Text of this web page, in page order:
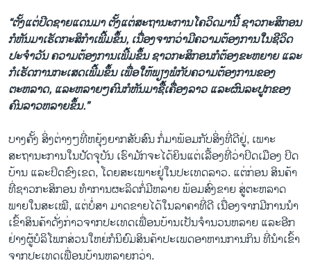
“ຕັ້ງແຕ່ປິດຊາຍແດນມາ ຕັ້ງແຕ່ສະຖານະການໂຄວິດມານີ້ ຊາວກະສິກອນ
ກໍຫັນມາເຮັດກະສິກໍາເພີ້ມຂຶ້ນ, ເນື່ອງຈາກວ່າມີຄວາມຕ້ອງການໃນຊີວິດ
ປະຈໍາວັນ ຄວາມຕ້ອງການເພີ້ມຂຶ້ນ ຊາວກະສິກອນກໍຕ້ອງຂະຫຍາຍ ແລະ
ກໍເຮັດການກະເສດເພີ້ມຂຶ້ນ ເພື່ອໃຫ້ພຽງພໍກັບຄວາມຕ້ອງການຂອງ
ຕະຫລາດ, ແລະຫລາຍໆຄົນກໍຫັນມາຊື້ເຄື່ອງລາວ ແລະຜົນລະປູກຂອງ
ຄົນລາວຫລາຍຂຶ້ນ.”
ບາງຄັ້ງ ສິ່ງຕ່າງໆທີ່ຫຍຸ້ງຍາກສັບສົນ ກໍ່ມາພ້ອມກັບສິ່ງທີ່ດີຢູ່, ເພາະ
ສະຖານະການໃນປັດຈຸບັນ ເຮົາມັກຈະໄດ້ຍິນແຕ່ເລື້ອງທີ່ວ່າປິດເມືອງ ປິດ
ບ້ານ ແລະປິດຂົງເຂດ, ໂດຍສະເພາະຢູ່ໃນປະເທດລາວ. ແຕ່ກ່ອນ ສິນຄ້າ
ທີ່ຊາວກະສິກອນ ທໍາການຜະລິດກໍ່ມີຫລາຍ ພ້ອມສົ່ງຂາຍ ສູ່ຕະຫລາດ
ພາຍໃນສະເໝີ, ແຕ່ບໍ່ສາ ມາດຂາຍໄດ້ໃນລາຄາທີ່ດີ ເນື່ອງຈາກມີການນໍາ
ເຂົ້າສິນຄ້າດັ່ງກ່າວຈາກປະເທດເພື່ອນບ້ານເປັນຈໍານວນຫລາຍ ແລະອີກ
ຢ່າງຜູ້ບໍລິໂພກສ່ວນໃຫຍ່ກໍນິຍົມສິນຄ້າປະເພດອາຫານການກິນ ທີ່ນໍາເຂົ້າ
ຈາກປະເທດເພື່ອນບ້ານຫລາຍກວ່າ.